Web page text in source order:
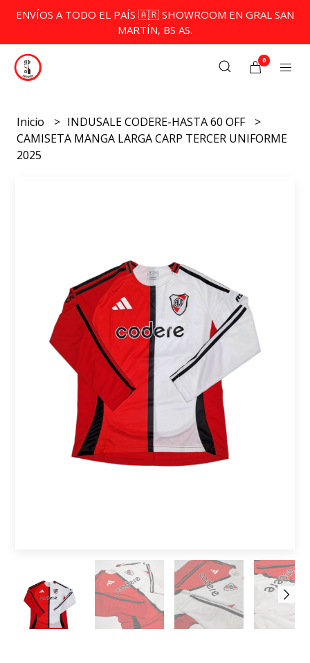
ENVÍOS A TODO EL PAÍS 🇦🇷 SHOWROOM EN GRAL SAN
MARTÍN, BS AS.
0
Inicio
INDUSALE CODERE-HASTA 60 OFF
CAMISETA MANGA LARGA CARP TERCER UNIFORME
2025